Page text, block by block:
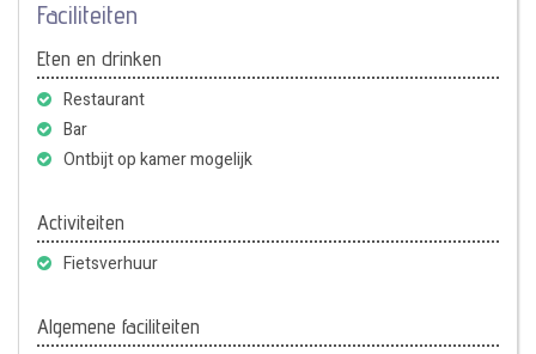
Faciliteiten
Eten en drinken
Restaurant
Bar
Ontbijt op kamer mogelijk
Activiteiten
Fietsverhuur
Algemene faciliteiten